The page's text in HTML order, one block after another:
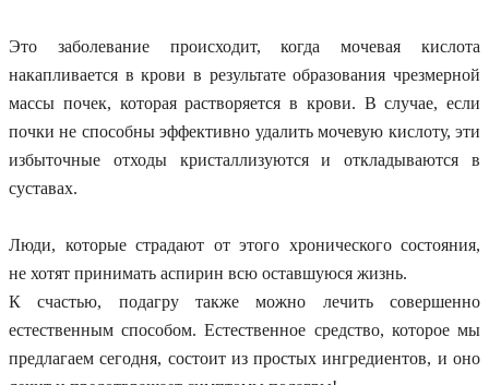
Это заболевание происходит, когда мочевая кислота
накапливается в крови в результате образования чрезмерной
массы почек, которая растворяется в крови. В случае, если
почки не способны эффективно удалить мочевую кислоту, эти
избыточные отходы кристаллизуются и откладываются в
суставах.
Люди, которые страдают от этого хронического состояния,
не хотят принимать аспирин всю оставшуюся жизнь.
К счастью, подагру также можно лечить совершенно
естественным способом. Естественное средство, которое мы
предлагаем сегодня, состоит из простых ингредиентов, и оно